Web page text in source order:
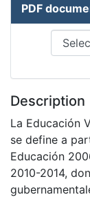
PDF
Description
La Educación
se define a
Educación
2010-2014,